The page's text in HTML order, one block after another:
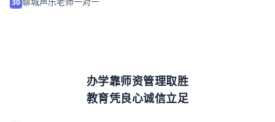
30
办学靠师资管理取胜
教育凭良心诚信立足